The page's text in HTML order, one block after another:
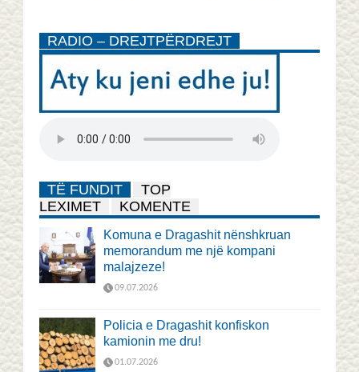
RADIO – DREJTPËRDREJT
TË FUNDIT
TOP
LEXIMET
KOMENTE
Komuna e Dragashit nënshkruan
memorandum me një kompani
malajzeze!
09.07.2026
Policia e Dragashit konfiskon
kamionin me dru!
01.07.2026